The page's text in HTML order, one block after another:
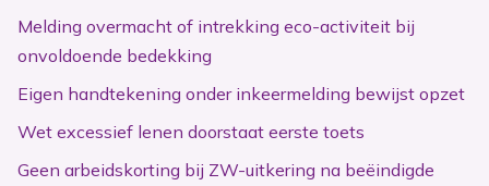
Melding overmacht of intrekking eco-activiteit bij
onvoldoende bedekking
Eigen handtekening onder inkeermelding bewijst opzet
Wet excessief lenen doorstaat eerste toets
Geen arbeidskorting bij ZW-uitkering na beëindigde